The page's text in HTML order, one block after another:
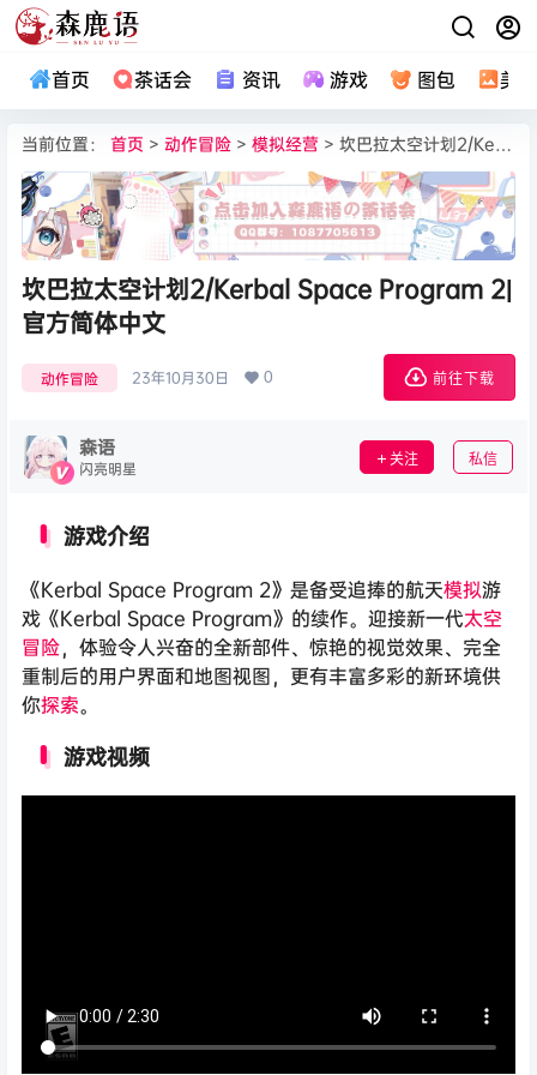
首页 茶话会 资讯 游戏 图包 美
当前位置： 首页 > 动作冒险 > 模拟经营 > 坎巴拉太空计划2/Kerbal Space Program 2|官方简体中文
坎巴拉太空计划2/Kerbal Space Program 2|
官方简体中文
动作冒险 23年10月30日 0 前往下载
森语
闪亮明星 关注 私信
游戏介绍
《Kerbal Space Program 2》是备受追捧的航天模拟游
戏《Kerbal Space Program》的续作。迎接新一代太空
冒险，体验令人兴奋的全新部件、惊艳的视觉效果、完全
重制后的用户界面和地图视图，更有丰富多彩的新环境供
你探索。
游戏视频